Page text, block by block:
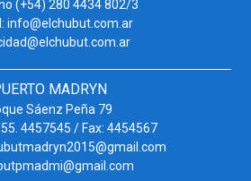
(+54) 280 4434 802/3
info@elchubut.com.ar
MADRYN
Sáenz Peña 79
4457545 / Fax: 4454567